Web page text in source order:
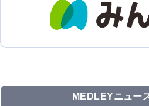
MEDLEYニュー